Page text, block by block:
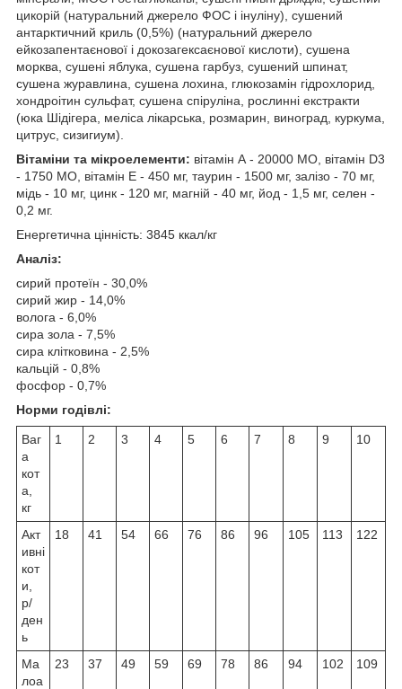
цикорій (натуральний джерело ФОС і інуліну), сушений
антарктичний криль (0,5%) (натуральний джерело
ейкозапентаєнової і докозагексаєнової кислоти), сушена
морква, сушені яблука, сушена гарбуз, сушений шпинат,
сушена журавлина, сушена лохина, глюкозамін гідрохлорид,
хондроітин сульфат, сушена спіруліна, рослинні екстракти
(юка Шідігера, меліса лікарська, розмарин, виноград, куркума,
цитрус, сизигиум).
Вітаміни та мікроелементи: вітамін А - 20000 МО, вітамін D3
- 1750 МО, вітамін Е - 450 мг, таурин - 1500 мг, залізо - 70 мг,
мідь - 10 мг, цинк - 120 мг, магній - 40 мг, йод - 1,5 мг, селен -
0,2 мг.
Енергетична цінність: 3845 ккал/кг
Аналіз:
сирий протеїн - 30,0%
сирий жир - 14,0%
волога - 6,0%
сира зола - 7,5%
сира клітковина - 2,5%
кальцій - 0,8%
фосфор - 0,7%
Норми годівлі:
Ваг
а
кот
а,
кг
1 2 3 4 5 6 7 8 9 10
Акт
ивні
кот
и,
р/
ден
ь
18 41 54 66 76 86 96 105 113 122
Ма
лоа
23 37 49 59 69 78 86 94 102 109